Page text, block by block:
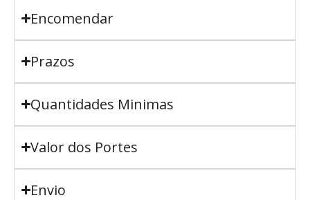
Encomendar
Prazos
Quantidades Minimas
Valor dos Portes
Envio